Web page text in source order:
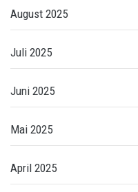
August 2025
Juli 2025
Juni 2025
Mai 2025
April 2025